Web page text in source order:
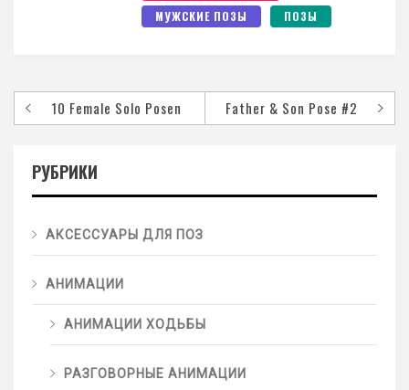
МУЖСКИЕ ПОЗЫ
ПОЗЫ
10 Female Solo Posen Father & Son Pose #2
РУБРИКИ
АКСЕССУАРЫ ДЛЯ ПОЗ
АНИМАЦИИ
АНИМАЦИИ ХОДЬБЫ
РАЗГОВОРНЫЕ АНИМАЦИИ